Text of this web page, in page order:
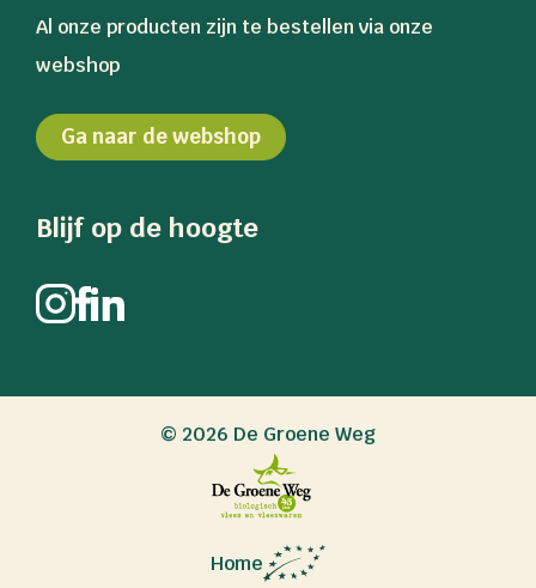
Al onze producten zijn te bestellen via onze
webshop
Ga naar de webshop
Blijf op de hoogte
© 2026 De Groene Weg
Home